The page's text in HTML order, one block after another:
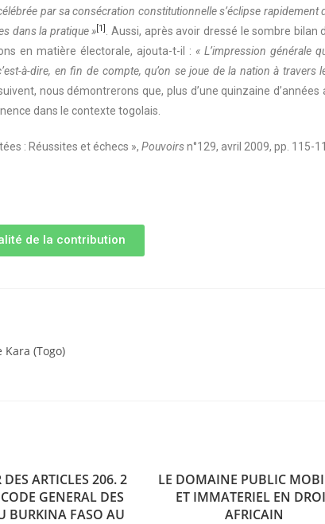
par sa consécration constitutionnelle s’éclipse rapidement
dans la pratique »[1]
. Aussi, après avoir dressé le sombre bilan
en matière électorale, ajouta-t-il : « L’impression générale
à-dire, en fin de compte, qu’on se joue de la nation à travers
nous démontrerons que, plus d’une quinzaine d’années
dans le contexte togolais.
: Réussites et échecs », Pouvoirsn°129, avril 2009, pp. 115-
de la contribution
(Togo)
ARTICLES 206. 2
GENERAL DES
BURKINA FASO AU
LE DOMAINE PUBLIC
ET IMMATERIEL EN
AFRICAIN